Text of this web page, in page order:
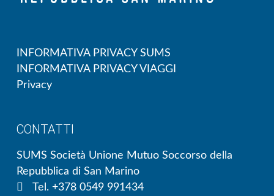
INFORMATIVA PRIVACY SUMS
INFORMATIVA PRIVACY VIAGGI
Privacy
CONTATTI
SUMS Società Unione Mutuo Soccorso della
Repubblica di San Marino
Tel. +378 0549 991434